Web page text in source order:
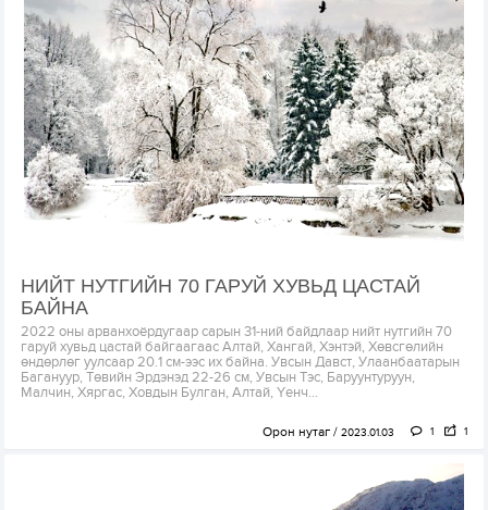
НИЙТ НУТГИЙН 70 ГАРУЙ ХУВЬД ЦАСТАЙ
БАЙНА
2022 оны арванхоёрдугаар сарын 31-ний байдлаар нийт нутгийн 70
гаруй хувьд цастай байгаагаас Алтай, Хангай, Хэнтэй, Хөвсгөлийн
өндөрлөг уулсаар 20.1 см-ээс их байна. Увсын Давст, Улаанбаатарын
Багануур, Төвийн Эрдэнэд 22-26 см, Увсын Тэс, Баруунтуруун,
Малчин, Хяргас, Ховдын Булган, Алтай, Үенч...
Орон нутаг 2023.01.03 1 1